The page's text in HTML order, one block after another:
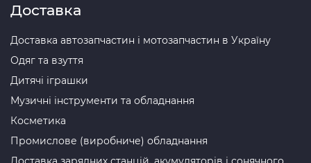
Доставка
Доставка автозапчастин і мотозапчастин в Україну
Одяг та взуття
Дитячі іграшки
Музичні інструменти та обладнання
Косметика
Промислове (виробниче) обладнання